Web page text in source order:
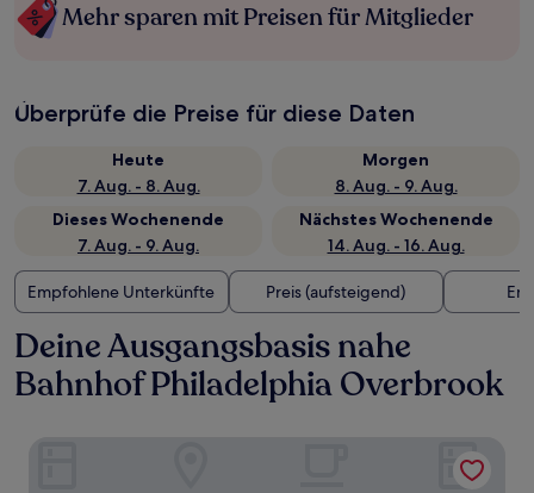
Mehr sparen mit Preisen für Mitglieder
Überprüfe die Preise für diese Daten
Heute
7. Aug. - 8. Aug.
Morgen
8. Aug. - 9. Aug.
Dieses Wochenende
7. Aug. - 9. Aug.
Nächstes Wochenende
14. Aug. - 16. Aug.
Empfohlene Unterkünfte Preis (aufsteigend)
Deine Ausgangsbasis nahe
Bahnhof Philadelphia Overbrook